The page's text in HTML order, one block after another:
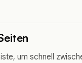
um schnell